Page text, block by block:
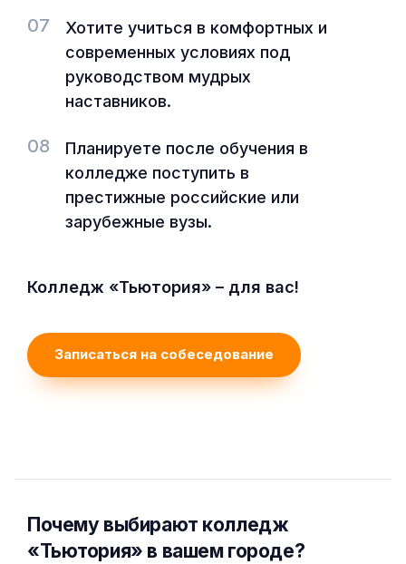
07
Хотите учиться в комфортных и
современных условиях под
руководством мудрых
наставников.
08
Планируете после обучения в
колледже поступить в
престижные российские или
зарубежные вузы.
Колледж «Тьютория» – для вас!
Записаться на собеседование
Почему выбирают колледж
«Тьютория» в вашем городе?